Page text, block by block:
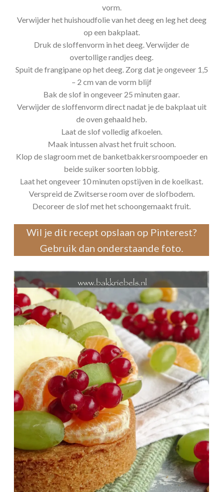
vorm.
Verwijder het huishoudfolie van het deeg en leg het deeg
op een bakplaat.
Druk de sloffenvorm in het deeg. Verwijder de
overtollige randjes deeg.
Spuit de frangipane op het deeg. Zorg dat je ongeveer 1,5
– 2 cm van de vorm blijf
Bak de slof in ongeveer 25 minuten gaar.
Verwijder de sloffenvorm direct nadat je de bakplaat uit
de oven gehaald heb.
Laat de slof volledig afkoelen.
Maak intussen alvast het fruit schoon.
Klop de slagroom met de banketbakkersroompoeder en
beide suiker soorten lobbig.
Laat het ongeveer 10 minuten opstijven in de koelkast.
Verspreid de Zwitserse room over de slofbodem.
Decoreer de slof met het schoongemaakt fruit.
Wil je dit recept opslaan op Pinterest?
Gebruik dan onderstaande foto.